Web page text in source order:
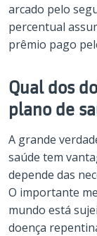
arcado pelo
percentual
prêmio pago
Qual dos
plano de
A grande
saúde tem
depende das
O importante
mundo está
doença